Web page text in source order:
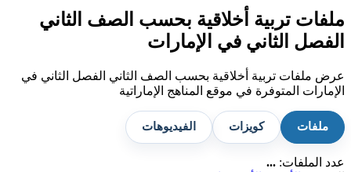
ملفات تربية أخلاقية بحسب الصف الثاني
الفصل الثاني في الإمارات
عرض ملفات تربية أخلاقية بحسب الصف الثاني الفصل الثاني في
الإمارات المتوفرة في موقع المناهج الإماراتية
ملفات كويزات الفيديوهات
عدد الملفات: ...